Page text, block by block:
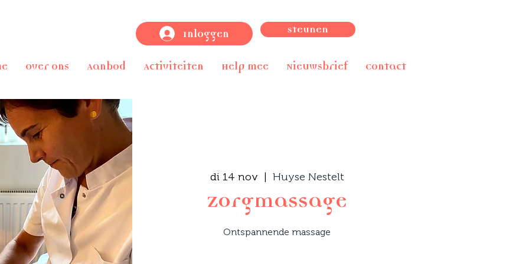
Inloggen Steunen
Over ons Aanbod Activiteiten Help mee Nieuwsbrief Contact
di 14 nov
  |
Huyse Nestelt
Zorgmassage
Ontspannende massage